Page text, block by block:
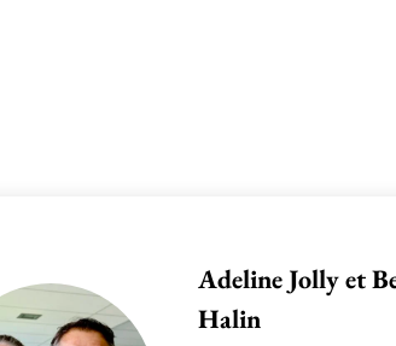
Adeline Jolly et
Halin